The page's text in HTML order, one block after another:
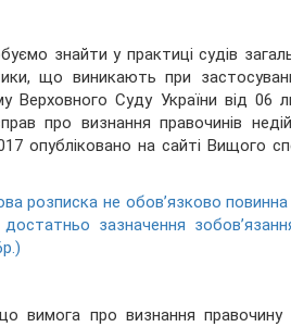
знайти у практиці судів
що виникають при
Верховного Суду України від
про визнання правочинів
опубліковано на сайті Вищого
розписка не обов’язково
зазначення
вимога про визнання правочину